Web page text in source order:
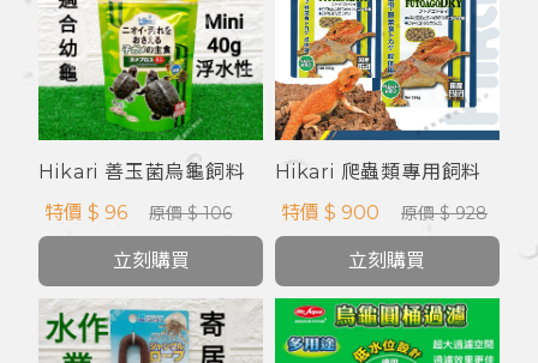
Hikari 善玉菌烏龜飼料
mini 40g
原價 $ 106
特價 $ 96
立刻購買
Hikari 爬蟲類專用飼料
原價 $ 928
特價 $ 900
立刻購買